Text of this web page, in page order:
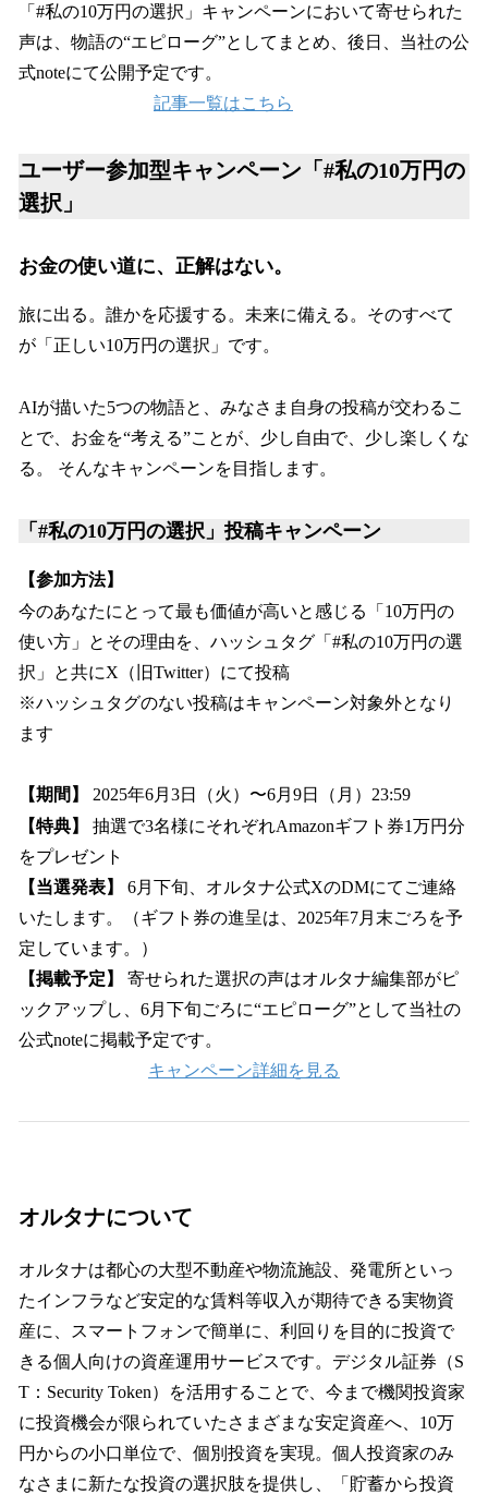
「#私の10万円の選択」キャンペーンにおいて寄せられた
声は、物語の“エピローグ”としてまとめ、後日、当社の公
式noteにて公開予定です。
記事一覧はこちら
ユーザー参加型キャンペーン「#私の10万円の
選択」
お金の使い道に、正解はない。
旅に出る。誰かを応援する。未来に備える。そのすべて
が「正しい10万円の選択」です。
AIが描いた5つの物語と、みなさま自身の投稿が交わるこ
とで、お金を“考える”ことが、少し自由で、少し楽しくな
る。 そんなキャンペーンを目指します。
「#私の10万円の選択」投稿キャンペーン
【参加方法】
今のあなたにとって最も価値が高いと感じる「10万円の
使い方」とその理由を、ハッシュタグ「#私の10万円の選
択」と共にX（旧Twitter）にて投稿
※ハッシュタグのない投稿はキャンペーン対象外となり
ます
【期間】
2025年6月3日（火）〜6月9日（月）23:59
【特典】
抽選で3名様にそれぞれAmazonギフト券1万円分
をプレゼント
【当選発表】
6月下旬、オルタナ公式XのDMにてご連絡
いたします。（ギフト券の進呈は、2025年7月末ごろを予
定しています。）
【掲載予定】
寄せられた選択の声はオルタナ編集部がピ
ックアップし、6月下旬ごろに“エピローグ”として当社の
公式noteに掲載予定です。
キャンペーン詳細を見る
オルタナについて
オルタナは都心の大型不動産や物流施設、発電所といっ
たインフラなど安定的な賃料等収入が期待できる実物資
産に、スマートフォンで簡単に、利回りを目的に投資で
きる個人向けの資産運用サービスです。デジタル証券（S
T：Security Token）を活用することで、今まで機関投資家
に投資機会が限られていたさまざまな安定資産へ、10万
円からの小口単位で、個別投資を実現。個人投資家のみ
なさまに新たな投資の選択肢を提供し、「貯蓄から投資